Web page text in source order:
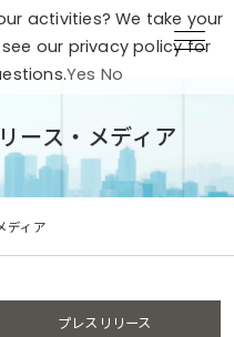
ース・メディア
ディア
プレスリリース
activities? We take your
our privacy policy for
Yes No